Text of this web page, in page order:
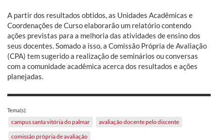
A partir dos resultados obtidos, as Unidades Acadêmicas e
Coordenações de Curso elaborarão um relatório contendo
ações previstas para a melhoria das atividades de ensino dos
seus docentes. Somado a isso, a Comissão Própria de Avaliação
(CPA) tem sugerido a realização de seminários ou conversas
com a comunidade acadêmica acerca dos resultados e ações
planejadas.
Tema(s):
campus santa vitória do palmar
avaliação docente pelo discente
comissão própria de avaliação